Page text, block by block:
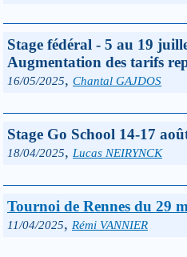
Stage fédéral - 5 au 19
Augmentation des tarifs
16/05/2025, Chantal GAJDOS
Stage Go School 14-17
18/04/2025, Lucas NEIRYNCK
Tournoi de Rennes du 29
11/04/2025, Rémi VANNIER